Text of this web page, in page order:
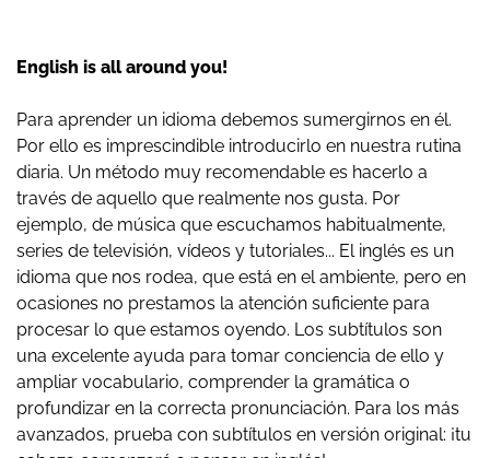
English is all around you!
Para aprender un idioma debemos sumergirnos en él.
Por ello es imprescindible introducirlo en nuestra rutina
diaria. Un método muy recomendable es hacerlo a
través de aquello que realmente nos gusta. Por
ejemplo, de música que escuchamos habitualmente,
series de televisión, vídeos y tutoriales... El inglés es un
idioma que nos rodea, que está en el ambiente, pero en
ocasiones no prestamos la atención suficiente para
procesar lo que estamos oyendo. Los subtítulos son
una excelente ayuda para tomar conciencia de ello y
ampliar vocabulario, comprender la gramática o
profundizar en la correcta pronunciación. Para los más
avanzados, prueba con subtítulos en versión original: ¡tu